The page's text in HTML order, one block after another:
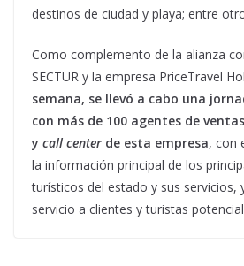
destinos de ciudad y playa; entre
Como complemento de la alianza
SECTUR y la empresa PriceTravel
semana, se llevó a cabo una
con más de 100 agentes de
y call center de esta empresa, con
la información principal de los
turísticos del estado y sus servicios,
servicio a clientes y turistas